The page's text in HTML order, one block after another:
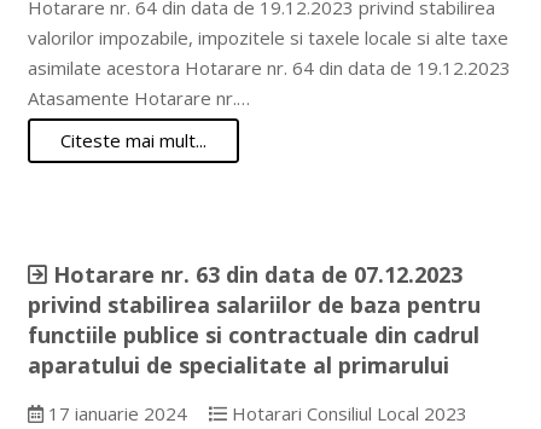
Hotarare nr. 64 din data de 19.12.2023 privind stabilirea
valorilor impozabile, impozitele si taxele locale si alte taxe
asimilate acestora Hotarare nr. 64 din data de 19.12.2023
Atasamente Hotarare nr.…
Citeste mai mult...
Hotarare nr. 63 din data de 07.12.2023
privind stabilirea salariilor de baza pentru
functiile publice si contractuale din cadrul
aparatului de specialitate al primarului
17 ianuarie 2024
Hotarari Consiliul Local 2023